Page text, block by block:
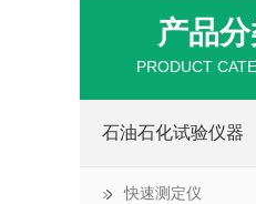
产品
PRODUCT
石油石化试验仪器
快速测定仪